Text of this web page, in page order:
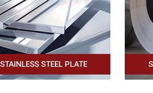
STAINLESS STEEL COILS